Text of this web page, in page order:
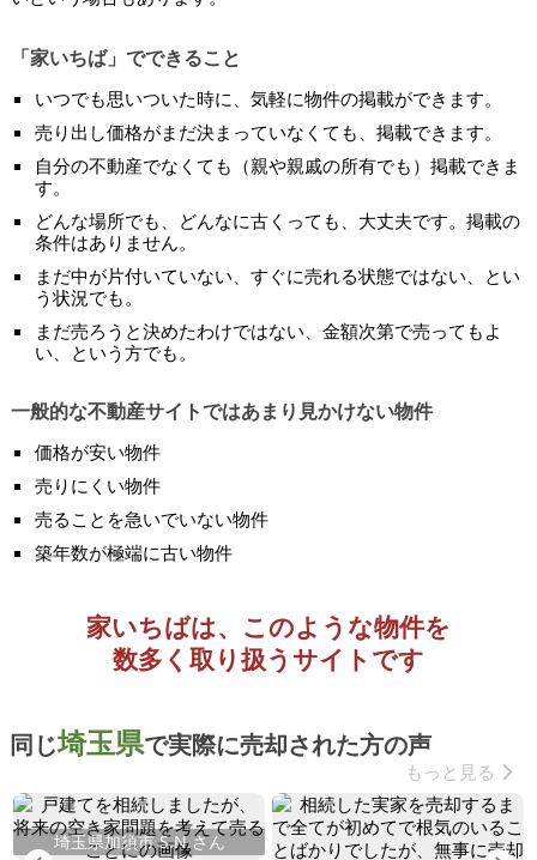
「家いちば」でできること
いつでも思いついた時に、気軽に物件の掲載ができます。
売り出し価格がまだ決まっていなくても、掲載できます。
自分の不動産でなくても（親や親戚の所有でも）掲載できま
す。
どんな場所でも、どんなに古くっても、大丈夫です。掲載の
条件はありません。
まだ中が片付いていない、すぐに売れる状態ではない、とい
う状況でも。
まだ売ろうと決めたわけではない、金額次第で売ってもよ
い、という方でも。
一般的な不動産サイトではあまり見かけない物件
価格が安い物件
売りにくい物件
売ることを急いでいない物件
築年数が極端に古い物件
家いちばは、このような物件を
数多く取り扱うサイトです
同じ埼玉県で実際に売却された方の声
もっと見る
埼玉県加須市 S.N.さん